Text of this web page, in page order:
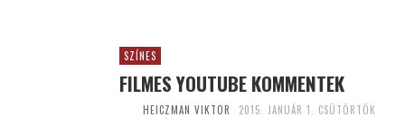
SZÍNES
FILMES YOUTUBE KOMMENTEK
HEICZMAN VIKTOR 2015. JANUÁR 1. CSÜTÖRTÖK